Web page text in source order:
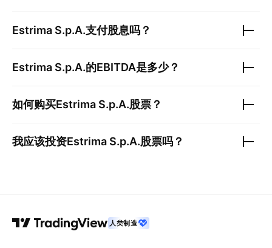
Estrima S.p.A.支付股息吗？
Estrima S.p.A.的EBITDA是多少？
如何购买Estrima S.p.A.股票？
我应该投资Estrima S.p.A.股票吗？
人类制造